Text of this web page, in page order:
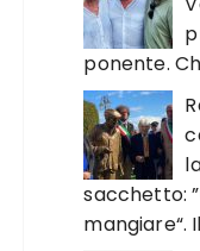
ponente.
sacchetto:
mangiare“.